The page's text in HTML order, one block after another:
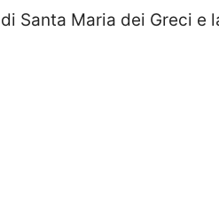
Santa Maria dei Greci e